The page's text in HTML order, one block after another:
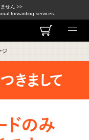
せん >>
forwarding services.
ジ